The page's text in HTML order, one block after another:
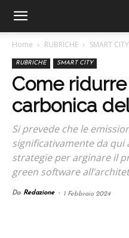
Home RUBRICHE SMART CITY
RUBRICHE SMART CITY
Come ridurre
carbonica
Si prevede che le
significativamente da qui
strategie per arginare il
green software
Da Redazione - 1 Febbraio 2024